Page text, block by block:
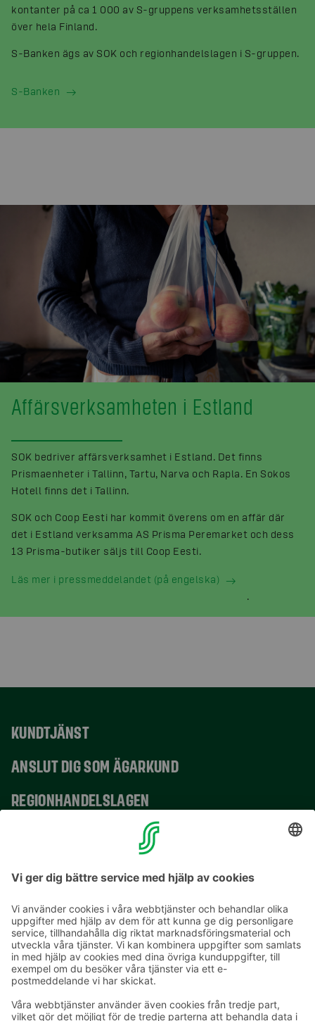
kontanter på ca 1 000 av S-gruppens verksamhetsställen
över hela Finland.
S-Banken ägs av SOK och regionhandelslagen i S-gruppen.
S-Banken
Affärsverksamheten i Estland
SOK bedriver affärsverksamhet i Estland. Det finns
Prismaenheter i Tallinn, Tartu, Narva och Rapla. En Sokos
Hotell finns det i Tallinn.
SOK och Coop Eesti har kommit överens om en affär där
det i Estland verksamma AS Prisma Peremarket och dess
13 Prisma-butiker säljs till Coop Eesti.
Läs mer i pressmeddelandet (på engelska)
.
KUNDTJÄNST
ANSLUT DIG SOM ÄGARKUND
REGIONHANDELSLAGEN
VERKSAMHETSSTÄLLEN
E-postadresser i S-gruppen finns i formuläret
förnamn.släktnamn@sok.fi